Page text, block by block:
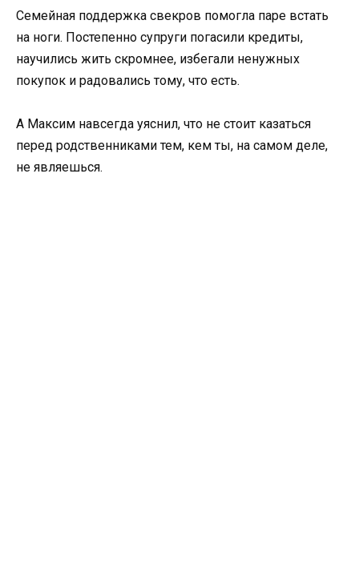
Семейная поддержка свекров помогла паре встать
на ноги. Постепенно супруги погасили кредиты,
научились жить скромнее, избегали ненужных
покупок и радовались тому, что есть.
А Максим навсегда уяснил, что не стоит казаться
перед родственниками тем, кем ты, на самом деле,
не являешься.